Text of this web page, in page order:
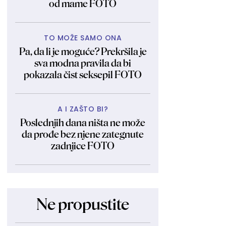
od mame FOTO
TO MOŽE SAMO ONA
Pa, da li je moguće? Prekršila je
sva modna pravila da bi
pokazala čist seksepil FOTO
A I ZAŠTO BI?
Poslednjih dana ništa ne može
da prođe bez njene zategnute
zadnjice FOTO
Ne propustite